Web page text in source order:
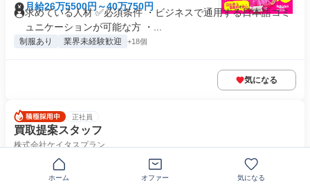
月給26万5500円～40万750円
求めている人材 ✅必須条件 ・ビジネスで通用する日本語コミ
ュニケーションが可能な方 ・...
制服あり 業界未経験歓迎 +18個
気になる
正社員
買取提案スタッフ
株式会社ケイタスプラン
最後の一押しを担う！成果は全て収入へ！年収2000万円超えも
ホーム オファー 気になる